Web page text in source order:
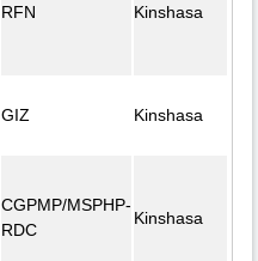
RFN Kinshasa
GIZ Kinshasa
CGPMP/MSPHP-
RDC
Kinshasa